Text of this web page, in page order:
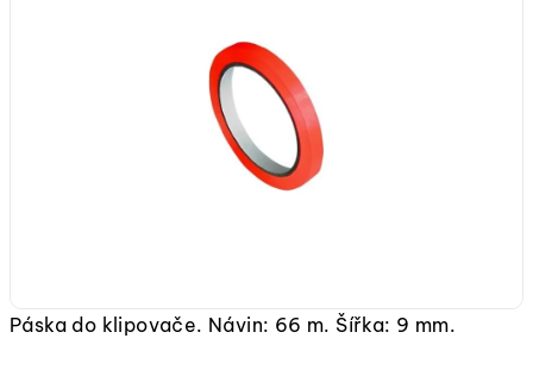
Páska do klipovače. Návin: 66 m. Šířka: 9 mm.